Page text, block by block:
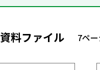
資料ファイル 7ペ